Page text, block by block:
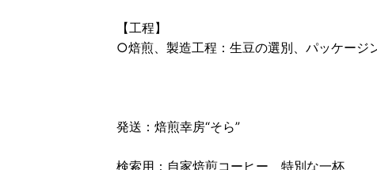
【工程】
○焙煎、製造工程：生豆の選別、パッケージ
発送：焙煎幸房“そら”
検索用：自家焙煎コーヒー 特別な一杯